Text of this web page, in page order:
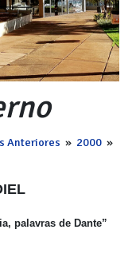
Anteriores » 2000 »
palavras de Dante”